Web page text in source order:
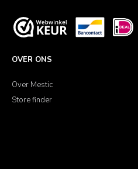
OVER ONS
Over Mestic
Store finder